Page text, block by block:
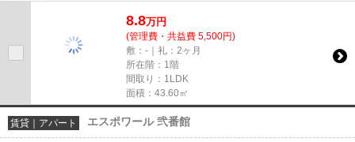
8.8万円
(管理費・共益費 5,500円)
敷：-｜礼：2ヶ月
所在階：1階
間取り：1LDK
面積：43.60㎡
賃貸｜アパート エスポワール 弐番館